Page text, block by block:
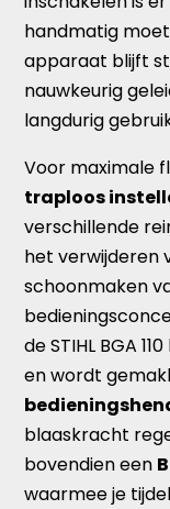
handmatig
apparaat blijft
nauwkeurig
langdurig
Voor maximale
traploos
verschillende
het verwijderen
schoonmaken
de STIHL BGA
en wordt
blaaskracht
bovendien een
waarmee je